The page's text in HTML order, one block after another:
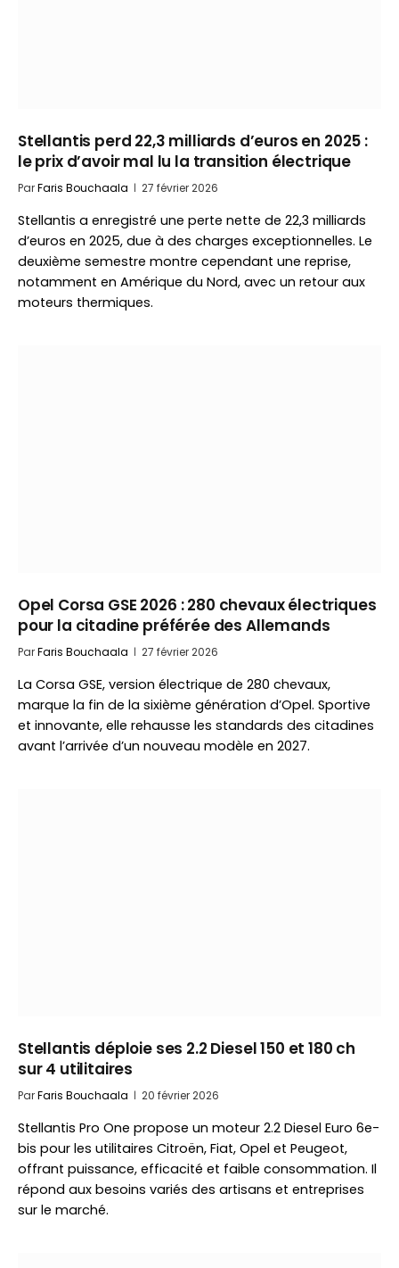
Stellantis perd 22,3 milliards d’euros en 2025 :
le prix d’avoir mal lu la transition électrique
ParFaris Bouchaala 27 février 2026
Stellantis a enregistré une perte nette de 22,3 milliards
d’euros en 2025, due à des charges exceptionnelles. Le
deuxième semestre montre cependant une reprise,
notamment en Amérique du Nord, avec un retour aux
moteurs thermiques.
Opel Corsa GSE 2026 : 280 chevaux électriques
pour la citadine préférée des Allemands
ParFaris Bouchaala 27 février 2026
La Corsa GSE, version électrique de 280 chevaux,
marque la fin de la sixième génération d’Opel. Sportive
et innovante, elle rehausse les standards des citadines
avant l’arrivée d’un nouveau modèle en 2027.
Stellantis déploie ses 2.2 Diesel 150 et 180 ch
sur 4 utilitaires
ParFaris Bouchaala 20 février 2026
Stellantis Pro One propose un moteur 2.2 Diesel Euro 6e-
bis pour les utilitaires Citroën, Fiat, Opel et Peugeot,
offrant puissance, efficacité et faible consommation. Il
répond aux besoins variés des artisans et entreprises
sur le marché.